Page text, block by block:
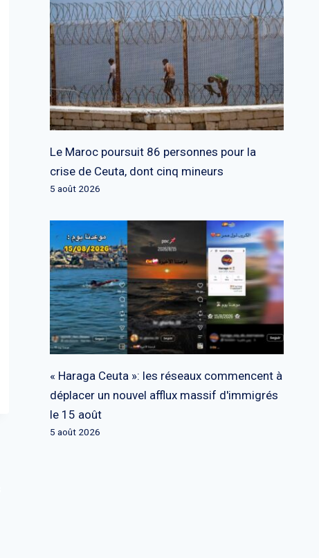
Le Maroc poursuit 86 personnes pour la
crise de Ceuta, dont cinq mineurs
5 août 2026
« Haraga Ceuta »: les réseaux commencent à
déplacer un nouvel afflux massif d'immigrés
le 15 août
5 août 2026